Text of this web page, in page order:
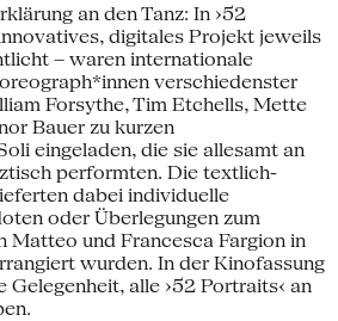
an den Tanz: In ›52
digitales Projekt jeweils
– waren internationale
verschiedenster
Forsythe, Tim Etchells, Mette
Bauer zu kurzen
eingeladen, die sie allesamt an
performten. Die textlich-
dabei individuelle
oder Überlegungen zum
Matteo und Francesca Fargion in
wurden. In der Kinofassung
alle ›52 Portraits‹ an